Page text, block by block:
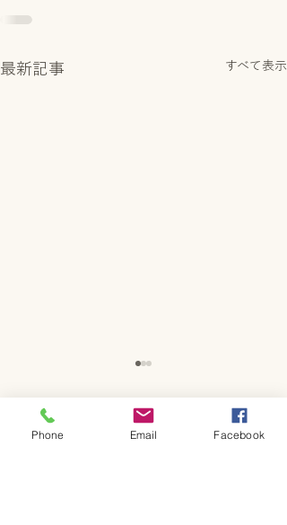
最新記事 すべて表示
コメント
Phone Email Facebook